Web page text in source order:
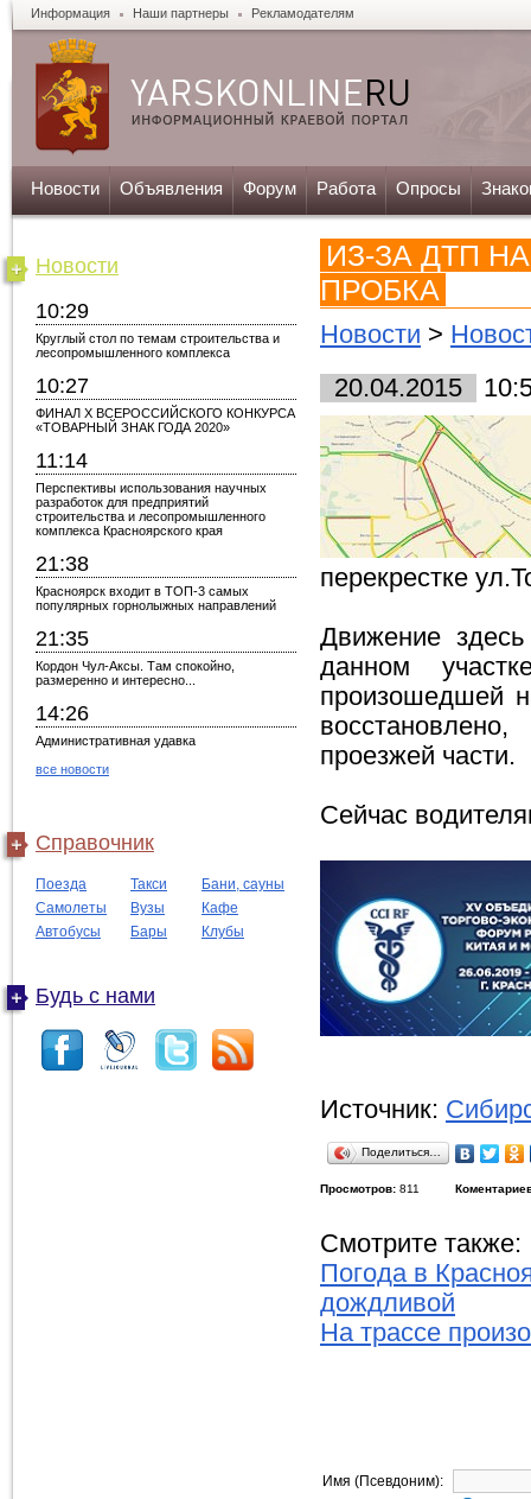
Информация Наши партнеры Рекламодателям
Новости Объявления Форум Работа Опросы
Новости
10:29
Круглый стол по темам строительства и
лесопромышленного комплекса
10:27
ФИНАЛ X ВСЕРОССИЙСКОГО КОНКУРСА
«ТОВАРНЫЙ ЗНАК ГОДА 2020»
11:14
Перспективы использования научных
разработок для предприятий
строительства и лесопромышленного
комплекса Красноярского края
21:38
Красноярск входит в ТОП-3 самых
популярных горнолыжных направлений
21:35
Кордон Чул-Аксы. Там спокойно,
размеренно и интересно...
14:26
Административная удавка
все новости
Справочник
Поезда Такси
Бани, сауны
Самолеты
Вузы
Кафе
Автобусы
Бары Клубы
Будь с нами
ИЗ-ЗА ДТП
ПРОБКА
Новости >
20.04.2015
перекрестке
Движение
данном
произошедшей
проезжей части.
Сейчас
Источник:
Поделиться…
Просмотров: 811
Смотрите также:
Погода в
дождливой
На трассе
Имя (Псевдоним):